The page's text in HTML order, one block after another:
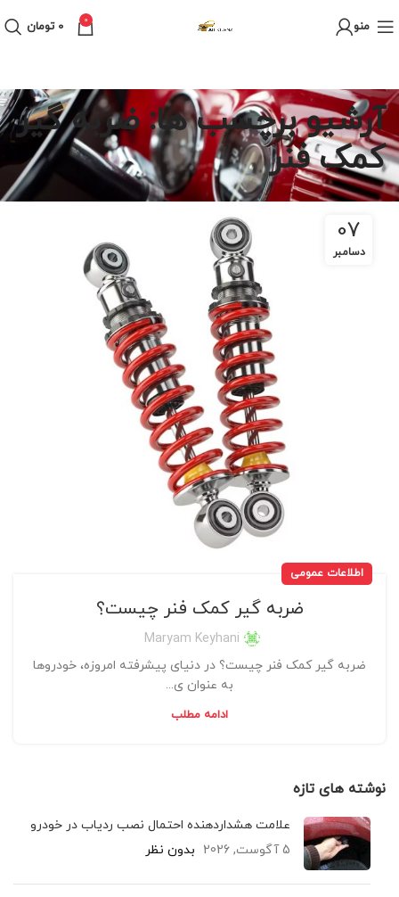
منو 0
0 تومان
آرشیو برچسب ها: ضربه گیر
کمک فنر
07
دسامبر
اطلاعات عمومی
ضربه گیر کمک فنر چیست؟
Maryam Keyhani
ضربه گیر کمک فنر چیست؟ در دنیای پیشرفته امروزه، خودروها
به عنوان ی...
ادامه مطلب
نوشته های تازه
علامت هشداردهنده احتمال نصب ردیاب در خودرو
5 آگوست, 2026
بدون نظر